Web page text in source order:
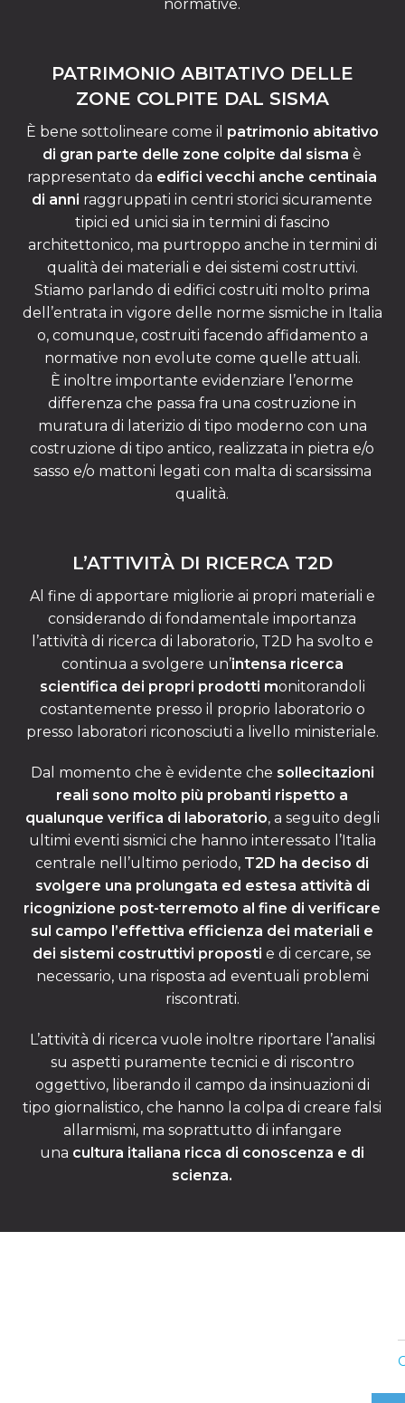
normative.
PATRIMONIO ABITATIVO DELLE
ZONE COLPITE DAL SISMA
È bene sottolineare come il patrimonio abitativo
di gran parte delle zone colpite dal sisma è
rappresentato da edifici vecchi anche centinaia
di anni raggruppati in centri storici sicuramente
tipici ed unici sia in termini di fascino
architettonico, ma purtroppo anche in termini di
qualità dei materiali e dei sistemi costruttivi.
Stiamo parlando di edifici costruiti molto prima
dell’entrata in vigore delle norme sismiche in Italia
o, comunque, costruiti facendo affidamento a
normative non evolute come quelle attuali.
È inoltre importante evidenziare l’enorme
differenza che passa fra una costruzione in
muratura di laterizio di tipo moderno con una
costruzione di tipo antico, realizzata in pietra e/o
sasso e/o mattoni legati con malta di scarsissima
qualità.
L’ATTIVITÀ DI RICERCA T2D
Al fine di apportare migliorie ai propri materiali e
considerando di fondamentale importanza
l’attività di ricerca di laboratorio, T2D ha svolto e
continua a svolgere un’intensa ricerca
scientifica dei propri prodotti monitorandoli
costantemente presso il proprio laboratorio o
presso laboratori riconosciuti a livello ministeriale.
Dal momento che è evidente che sollecitazioni
reali sono molto più probanti rispetto a
qualunque verifica di laboratorio, a seguito degli
ultimi eventi sismici che hanno interessato l’Italia
centrale nell’ultimo periodo, T2D ha deciso di
svolgere una prolungata ed estesa attività di
ricognizione post-terremoto al fine di verificare
sul campo l’effettiva efficienza dei materiali e
dei sistemi costruttivi proposti e di cercare, se
necessario, una risposta ad eventuali problemi
riscontrati.
L’attività di ricerca vuole inoltre riportare l’analisi
su aspetti puramente tecnici e di riscontro
oggettivo, liberando il campo da insinuazioni di
tipo giornalistico, che hanno la colpa di creare falsi
allarmismi, ma soprattutto di infangare
una cultura italiana ricca di conoscenza e di
scienza.